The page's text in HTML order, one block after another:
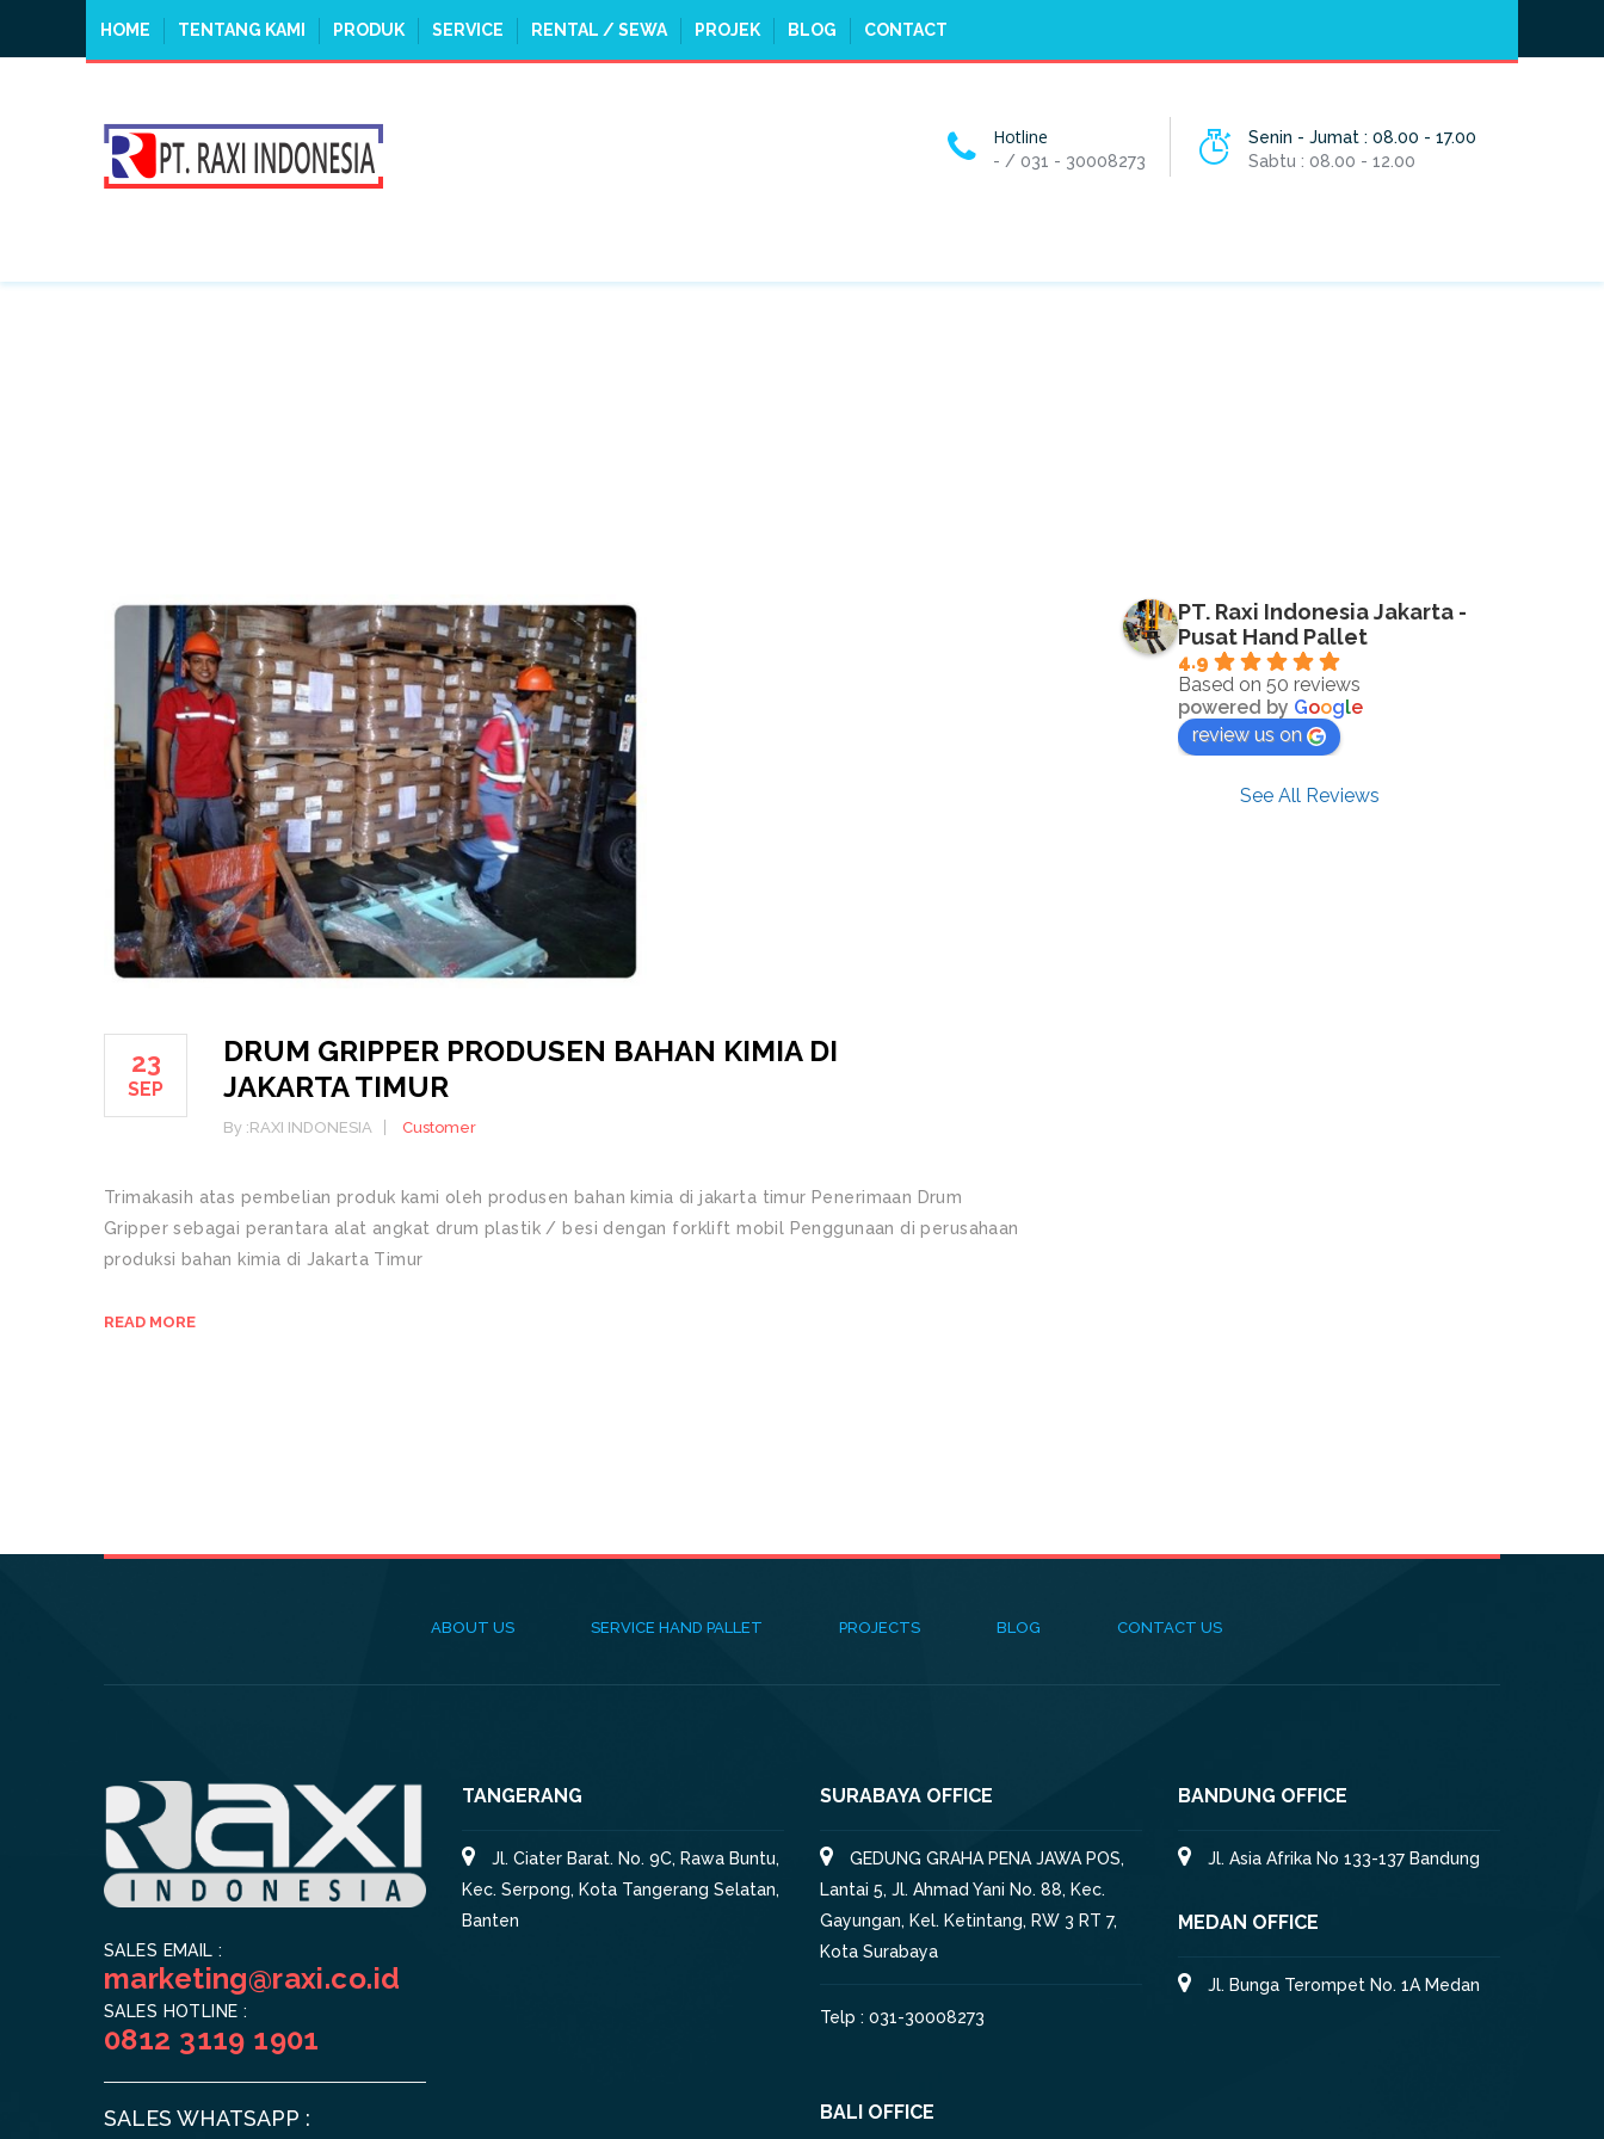
Senin - Jumat : 08.00 - 17.00
Sabtu : 08.00 - 12.00
Hotline
- / 031 - 30008273
HOME TENTANG KAMI PRODUK SERVICE RENTAL / SEWA PROJEK BLOG CONTACT
23
SEP
DRUM GRIPPER PRODUSEN BAHAN KIMIA DI
JAKARTA TIMUR
By :RAXI INDONESIA Customer
Trimakasih atas pembelian produk kami oleh produsen bahan kimia di jakarta timur Penerimaan Drum
Gripper sebagai perantara alat angkat drum plastik / besi dengan forklift mobil Penggunaan di perusahaan
produksi bahan kimia di Jakarta Timur
READ MORE
PT. Raxi Indonesia Jakarta -
Pusat Hand Pallet
4.9
Based on 50 reviews
powered by Google
review us on
See All Reviews
ABOUT US SERVICE HAND PALLET PROJECTS BLOG CONTACT US
SALES EMAIL :
marketing@raxi.co.id
SALES HOTLINE :
0812 3119 1901
SALES WHATSAPP :
TANGERANG
Jl. Ciater Barat. No. 9C, Rawa Buntu,
Kec. Serpong, Kota Tangerang Selatan,
Banten
SURABAYA OFFICE
GEDUNG GRAHA PENA JAWA POS,
Lantai 5, Jl. Ahmad Yani No. 88, Kec.
Gayungan, Kel. Ketintang, RW 3 RT 7,
Kota Surabaya
Telp : 031-30008273
BALI OFFICE
BANDUNG OFFICE
Jl. Asia Afrika No 133-137 Bandung
MEDAN OFFICE
Jl. Bunga Terompet No. 1A Medan